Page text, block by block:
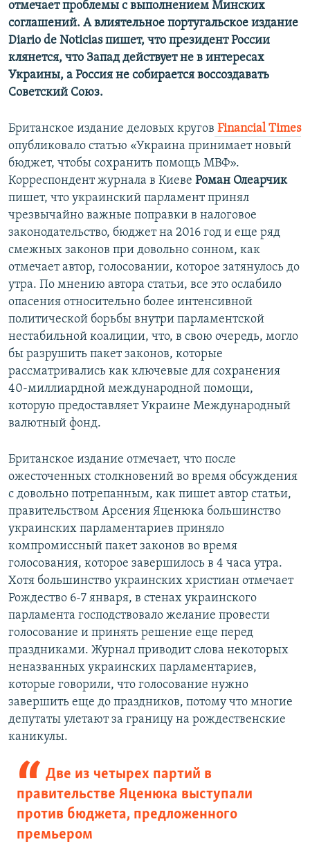
отмечает проблемы с выполнением Минских
соглашений. А влиятельное португальское издание
Diario de Noticias пишет, что президент России
клянется, что Запад действует не в интересах
Украины, а Россия не собирается воссоздавать
Советский Союз.
Британское издание деловых кругов Financial Times
опубликовало статью «Украина принимает новый
бюджет, чтобы сохранить помощь МВФ».
Корреспондент журнала в Киеве Роман Олеарчик
пишет, что украинский парламент принял
чрезвычайно важные поправки в налоговое
законодательство, бюджет на 2016 год и еще ряд
смежных законов при довольно сонном, как
отмечает автор, голосовании, которое затянулось до
утра. По мнению автора статьи, все это ослабило
опасения относительно более интенсивной
политической борьбы внутри парламентской
нестабильной коалиции, что, в свою очередь, могло
бы разрушить пакет законов, которые
рассматривались как ключевые для сохранения
40-миллиардной международной помощи,
которую предоставляет Украине Международный
валютный фонд.
Британское издание отмечает, что после
ожесточенных столкновений во время обсуждения
с довольно потрепанным, как пишет автор статьи,
правительством Арсения Яценюка большинство
украинских парламентариев приняло
компромиссный пакет законов во время
голосования, которое завершилось в 4 часа утра.
Хотя большинство украинских христиан отмечает
Рождество 6-7 января, в стенах украинского
парламента господствовало желание провести
голосование и принять решение еще перед
праздниками. Журнал приводит слова некоторых
неназванных украинских парламентариев,
которые говорили, что голосование нужно
завершить еще до праздников, потому что многие
депутаты улетают за границу на рождественские
каникулы.
Две из четырех партий в
правительстве Яценюка выступали
против бюджета, предложенного
премьером